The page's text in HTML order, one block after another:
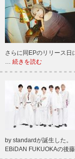
さらに同EPのリリース
… 続きを読む
by standardが誕生した
EBiDAN FUKUOKAの後